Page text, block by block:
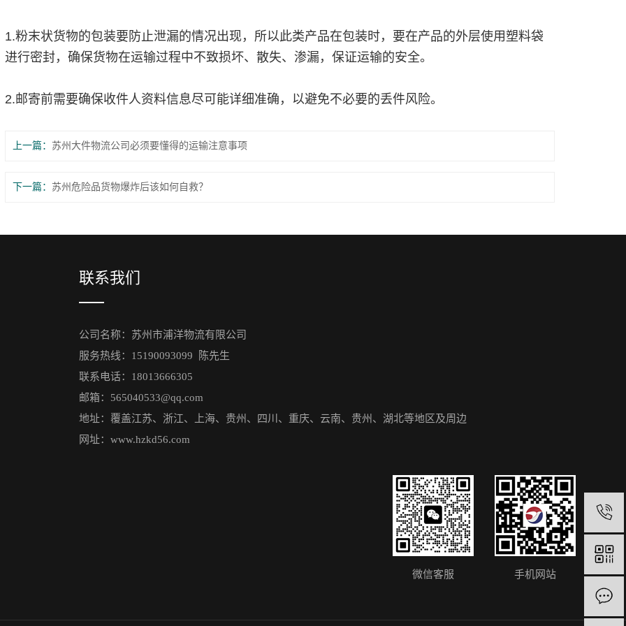
1.粉末状货物的包装要防止泄漏的情况出现，所以此类产品在包装时，要在产品的外层使用塑料袋
进行密封，确保货物在运输过程中不致损坏、散失、渗漏，保证运输的安全。
2.邮寄前需要确保收件人资料信息尽可能详细准确，以避免不必要的丢件风险。
上一篇： 苏州大件物流公司必须要懂得的运输注意事项
下一篇： 苏州危险品货物爆炸后该如何自救？
联系我们
公司名称：苏州市浦洋物流有限公司
服务热线：15190093099 陈先生
联系电话：18013666305
邮箱：565040533@qq.com
地址：覆盖江苏、浙江、上海、贵州、四川、重庆、云南、贵州、湖北等地区及周边
网址：www.hzkd56.com
手机网站
微信客服